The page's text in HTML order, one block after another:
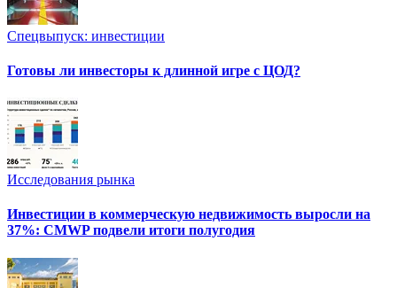
Спецвыпуск: инвестиции
Готовы ли инвесторы к длинной игре с ЦОД?
Исследования рынка
Инвестиции в коммерческую недвижимость выросли на
37%: CMWP подвели итоги полугодия